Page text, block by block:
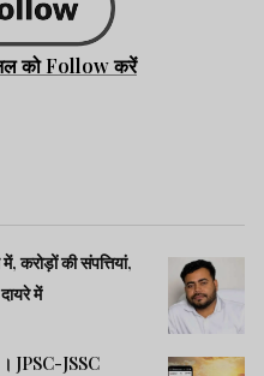
को Follow करें
करोड़ों की संपत्तियां,
में
JSSC